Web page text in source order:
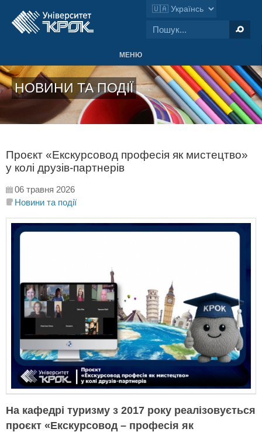
МЕНЮ
НОВИНИ ТА ПОДІЇ
Проєкт «Екскурсовод професія як мистецтво»
у колі друзів-партнерів
06 травня 2026
Новини та події
На кафедрі туризму з 2017 року реалізовується
проєкт «Екскурсовод – професія як